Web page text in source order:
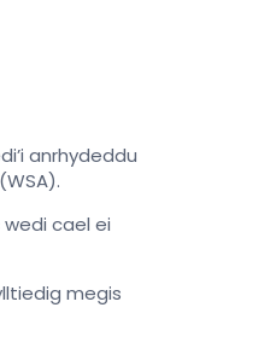
anrhydeddu
cael ei
megis